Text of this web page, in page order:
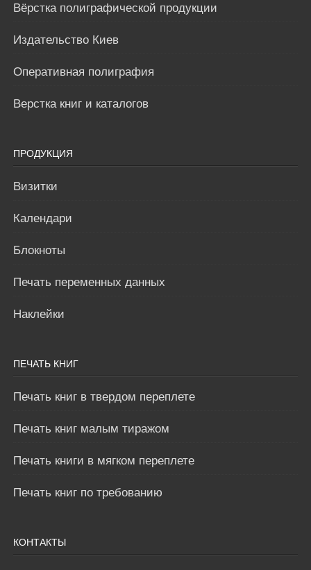
Вёрстка полиграфической продукции
Издательство Киев
Оперативная полиграфия
Верстка книг и каталогов
ПРОДУКЦИЯ
Визитки
Календари
Блокноты
Печать переменных данных
Наклейки
ПЕЧАТЬ КНИГ
Печать книг в твердом переплете
Печать книг малым тиражом
Печать книги в мягком переплете
Печать книг по требованию
КОНТАКТЫ